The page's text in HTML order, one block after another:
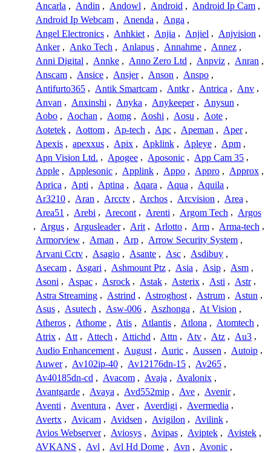
Ancarla , Andin , Andowl , Android , Android Ip Cam ,
Android Ip Webcam , Anenda , Anga ,
Angel Electronics , Anhkiet , Anjia , Anjiel , Anjvision ,
Anker , Anko Tech , Anlapus , Annahme , Annez ,
Anni Digital , Annke , Anno Zero Ltd , Anpviz , Anran ,
Anscam , Ansice , Ansjer , Anson , Anspo ,
Antifurto365 , Antik Smartcam , Antkr , Antrica , Anv ,
Anvan , Anxinshi , Anyka , Anykeeper , Anysun ,
Aobo , Aochan , Aomg , Aoshi , Aosu , Aote ,
Aotetek , Aottom , Ap-tech , Apc , Apeman , Aper ,
Apexis , apexxus , Apix , Apklink , Apleye , Apm ,
Apn Vision Ltd. , Apogee , Aposonic , App Cam 35 ,
Apple , Applesonic , Applink , Appo , Appro , Approx ,
Aprica , Apti , Aptina , Aqara , Aqua , Aquila ,
Ar3210 , Aran , Arcctv , Archos , Arcvision , Area ,
Area51 , Arebi , Arecont , Arenti , Argom Tech , Argos
, Argus , Argusleader , Arit , Arlotto , Arm , Arma-tech ,
Armorview , Arnan , Arp , Arrow Security System ,
Arvani Cctv , Asagio , Asante , Asc , Asdibuy ,
Asecam , Asgari , Ashmount Ptz , Asia , Asip , Asm ,
Asoni , Aspac , Asrock , Astak , Asterix , Asti , Astr ,
Astra Streaming , Astrind , Astroghost , Astrum , Astun ,
Asus , Asutech , Asw-006 , Aszhonga , At Vision ,
Atheros , Athome , Atis , Atlantis , Atlona , Atomtech ,
Atrix , Att , Attech , Attichd , Attn , Atv , Atz , Au3 ,
Audio Enhancement , August , Auric , Aussen , Autoip ,
Auwer , Av102ip-40 , Av12176dn-15 , Av265 ,
Av40185dn-cd , Avacom , Avaja , Avalonix ,
Avantgarde , Avaya , Avd552mip , Ave , Avenir ,
Aventi , Aventura , Aver , Averdigi , Avermedia ,
Avertx , Avicam , Avidsen , Avigilon , Avilink ,
Avios Webserver , Aviosys , Avipas , Aviptek , Avistek ,
AVKANS , Avl , Avl Hd Dome , Avn , Avonic ,